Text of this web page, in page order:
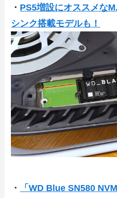
・ PS5増設にオススメな
シンク搭載モデルも！
・
「WD Blue SN580